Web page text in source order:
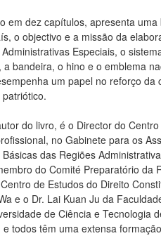
em dez capítulos, apresenta
o objectivo e a missão da
Especiais, o
bandeira, o hino e o emblema
um papel no reforço
do livro, é o Director do
no Gabinete para os
das Regiões
do Comité Preparatório
de Estudos do Direito
e o Dr. Lai Kuan Ju da
de Ciência e
todos têm uma extensa